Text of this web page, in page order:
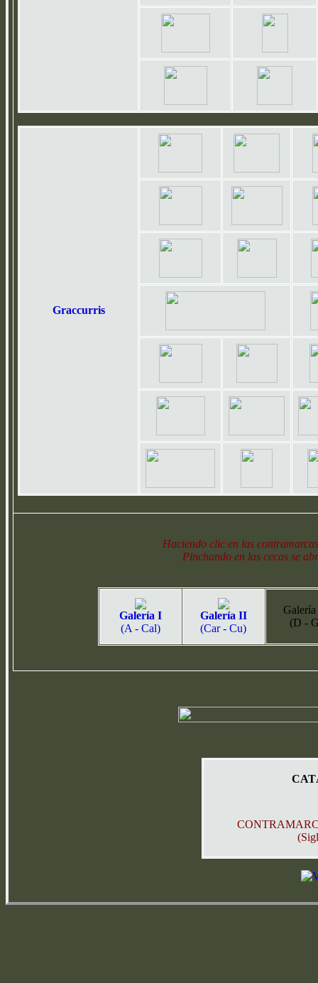
Graccurris
Haciendo clic en las
Pinchando en las cecas se
Galería I
(A - Cal)
Galería II
(Car - Cu)
(D -